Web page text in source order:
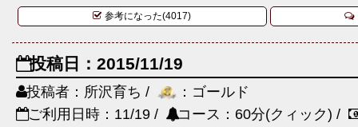
参考になった(4017)
投稿日：2015/11/19
投稿者：所沢育ち /
：ゴールド
ご利用日時：11/19 /
コース：60分(クィック) /